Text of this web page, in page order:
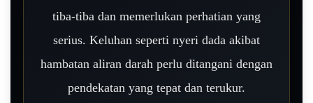
tiba-tiba dan memerlukan perhatian yang
serius. Keluhan seperti nyeri dada akibat
hambatan aliran darah perlu ditangani dengan
pendekatan yang tepat dan terukur.